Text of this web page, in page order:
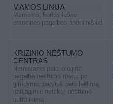
MAMOS LINIJA
Mamoms, kurios ieško
emocinės pagalbos anonimiškai
KRIZINIO NĖŠTUMO
CENTRAS
Nemokama psichologinė
pagalba nėštumo metu, po
gimdymo, patyrus persileidimą,
naujagimio netektį, nėštumo
nutraukimą.